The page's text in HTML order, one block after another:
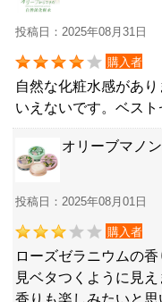
投稿日：2025年08月31日
購入者
自然な化粧水感があ
いえないです。ベスト
オリーブマノ
投稿日：2025年08月01日
購入者
ローズゼラニウムの
見ベタつくように見